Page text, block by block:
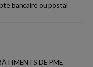
bancaire ou postal
DE PME